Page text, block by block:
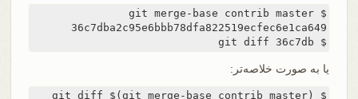
$ git merge-base contrib master
$ git diff 36c7db
یا به صورت خلاصه‌تر:
$ git diff $(git merge-base contrib master)